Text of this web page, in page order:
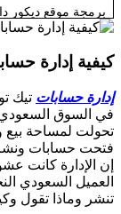
برمجة موقع ديكور
موقع ديكور داخلي
ديكور داخلي في
التصميم الداخلي
مشاريعهم والوصول
كيفية إدارة
إدارة حسابات تيك
في السوق السعودي
تحولت لمساحة بيع
فتحت حسابات
إن الإدارة كانت
العميل السعودي
تنشر وماذا تقول